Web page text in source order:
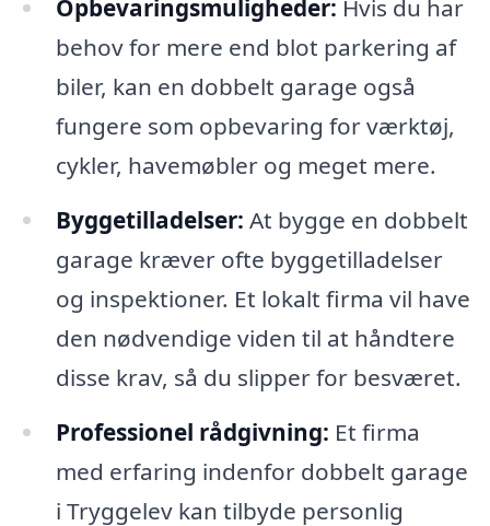
Opbevaringsmuligheder: Hvis du har
behov for mere end blot parkering af
biler, kan en dobbelt garage også
fungere som opbevaring for værktøj,
cykler, havemøbler og meget mere.
Byggetilladelser: At bygge en dobbelt
garage kræver ofte byggetilladelser
og inspektioner. Et lokalt firma vil have
den nødvendige viden til at håndtere
disse krav, så du slipper for besværet.
Professionel rådgivning: Et firma
med erfaring indenfor dobbelt garage
i Tryggelev kan tilbyde personlig